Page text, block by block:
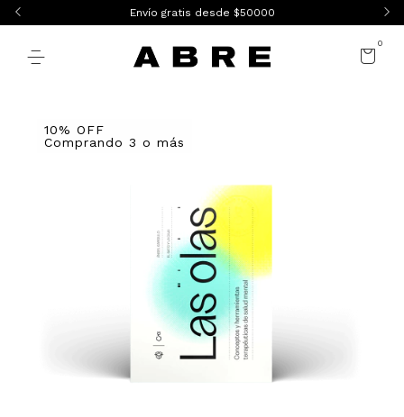
Envío gratis desde $50000
0
10% OFF
Comprando 3 o más